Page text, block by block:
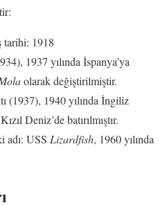
tarihi: 1918
1937 yılında İspanya’ya
olarak değiştirilmiştir.
(1937), 1940 yılında İngiliz
Deniz’de batırılmıştır.
adı: USS Lizardfish, 1960 yılında